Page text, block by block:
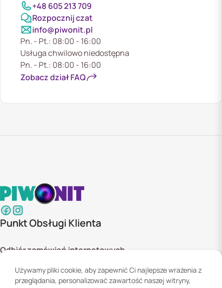
+48 605 213 709
Rozpocznij czat
info@piwonit.pl
Pn. - Pt.: 08:00 - 16:00
Usługa chwilowo niedostępna
Pn. - Pt.: 08:00 - 16:00
Zobacz dział FAQ
Punkt Obsługi Klienta
Odbiór zamówień internetowych
02-285 Warszawa
Godziny otwarcia:
Używamy pliki cookie, aby zapewnić Ci najlepsze wrażenia z
przeglądania, personalizować zawartość naszej witryny,